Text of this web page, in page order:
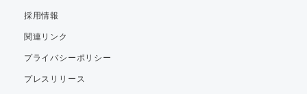
採用情報
関連リンク
プライバシーポリシー
プレスリリース